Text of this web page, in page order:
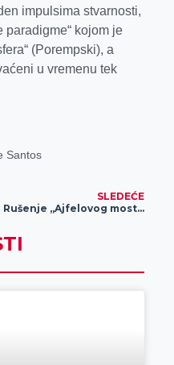
impulsima stvarnosti,
paradigme“ kojom je
(Porempski), a
u vremenu tek
Santos
SLEDEĆE
Rušenje „Ajfelovog mosta“ (video)